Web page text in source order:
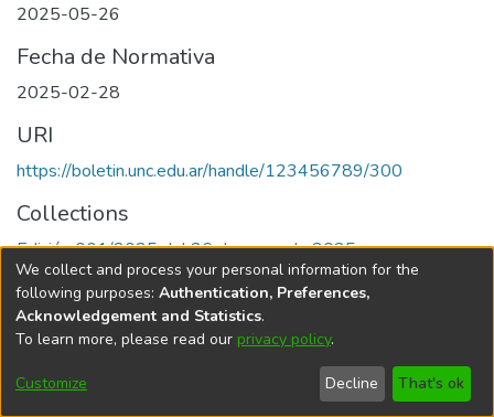
2025-05-26
Fecha de Normativa
2025-02-28
URI
https://boletin.unc.edu.ar/handle/123456789/300
Collections
Edición 001/2025 del 26 de mayo de 2025
Universidad Nacional de Córdoba
We collect and process your personal information for the
following purposes: Authentication, Preferences,
Acknowledgement and Statistics.
To learn more, please read our privacy policy.
Customize Decline That's ok